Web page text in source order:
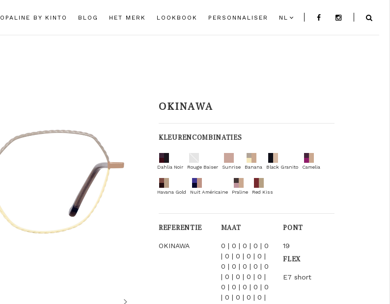
OPALINE BY KINTO BLOG HET MERK LOOKBOOK PERSONNALISER NL
OKINAWA
KLEURENCOMBINATIES
Dahlia Noir Rouge Baiser Sunrise Banana Black Granito Camelia
Havana Gold Nuit Américaine Praline Red Kiss
REFERENTIE
OKINAWA
MAAT
0 | 0 | 0 | 0 | 0
| 0 | 0 | 0 | 0 |
0 | 0 | 0 | 0 | 0
| 0 | 0 | 0 | 0 |
0 | 0 | 0 | 0 | 0
| 0 | 0 | 0 | 0 |
PONT
19
FLEX
E7 short